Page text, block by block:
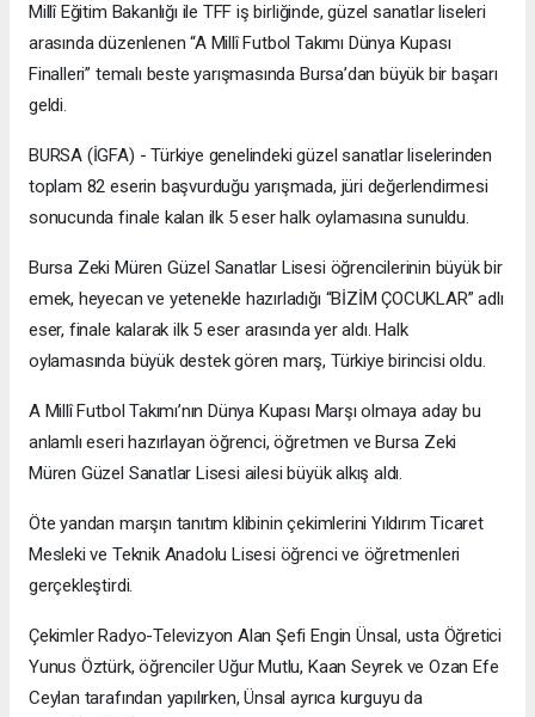
Millî Eğitim Bakanlığı ile TFF iş birliğinde, güzel sanatlar liseleri
arasında düzenlenen “A Millî Futbol Takımı Dünya Kupası
Finalleri” temalı beste yarışmasında Bursa’dan büyük bir başarı
geldi.
BURSA (İGFA) - Türkiye genelindeki güzel sanatlar liselerinden
toplam 82 eserin başvurduğu yarışmada, jüri değerlendirmesi
sonucunda finale kalan ilk 5 eser halk oylamasına sunuldu.
Bursa Zeki Müren Güzel Sanatlar Lisesi öğrencilerinin büyük bir
emek, heyecan ve yetenekle hazırladığı “BİZİM ÇOCUKLAR” adlı
eser, finale kalarak ilk 5 eser arasında yer aldı. Halk
oylamasında büyük destek gören marş, Türkiye birincisi oldu.
A Millî Futbol Takımı’nın Dünya Kupası Marşı olmaya aday bu
anlamlı eseri hazırlayan öğrenci, öğretmen ve Bursa Zeki
Müren Güzel Sanatlar Lisesi ailesi büyük alkış aldı.
Öte yandan marşın tanıtım klibinin çekimlerini Yıldırım Ticaret
Mesleki ve Teknik Anadolu Lisesi öğrenci ve öğretmenleri
gerçekleştirdi.
Çekimler Radyo-Televizyon Alan Şefi Engin Ünsal, usta Öğretici
Yunus Öztürk, öğrenciler Uğur Mutlu, Kaan Seyrek ve Ozan Efe
Ceylan tarafından yapılırken, Ünsal ayrıca kurguyu da